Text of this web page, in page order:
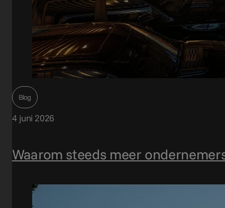
Blog
4 juni 2026
Waarom steeds meer